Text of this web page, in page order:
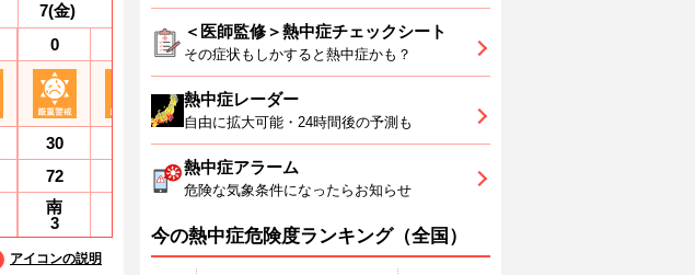
7(金)
0
30
72
南
3
2
32
62
4
32
61
4
4
33
33
4
6
33
61
アイコンの説明
＜医師監修＞熱中症チェックシート
その症状もしかすると熱中症かも？
熱中症レーダー
自由に拡大可能・24時間後の予測も
熱中症アラーム
危険な気象条件になったらお知らせ
今の熱中症危険度ランキング（全国）